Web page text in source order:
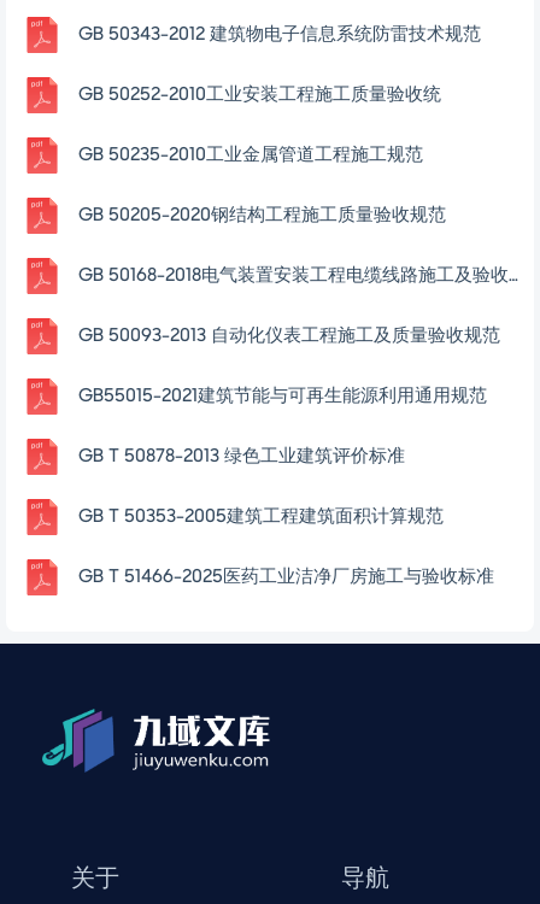
GB 50343-2012 建筑物电子信息系统防雷技术规范
GB 50252-2010工业安装工程施工质量验收统
GB 50235-2010工业金属管道工程施工规范
GB 50205-2020钢结构工程施工质量验收规范
GB 50168-2018电气装置安装工程电缆线路施工及验收规范
GB 50093-2013 自动化仪表工程施工及质量验收规范
GB55015-2021建筑节能与可再生能源利用通用规范
GB T 50878-2013 绿色工业建筑评价标准
GB T 50353-2005建筑工程建筑面积计算规范
GB T 51466-2025医药工业洁净厂房施工与验收标准
关于 导航